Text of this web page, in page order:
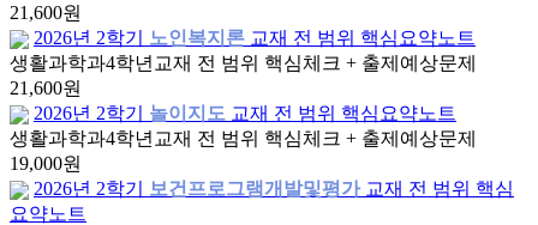
21,600원
2026년 2학기
노인복지론 교재 전 범위 핵심요약노트
생활과학과4학년 교재 전 범위 핵심체크 + 출제예상문제
21,600원
2026년 2학기
놀이지도 교재 전 범위 핵심요약노트
생활과학과4학년 교재 전 범위 핵심체크 + 출제예상문제
19,000원
2026년 2학기
보건프로그램개발및평가 교재 전 범위 핵심
요약노트